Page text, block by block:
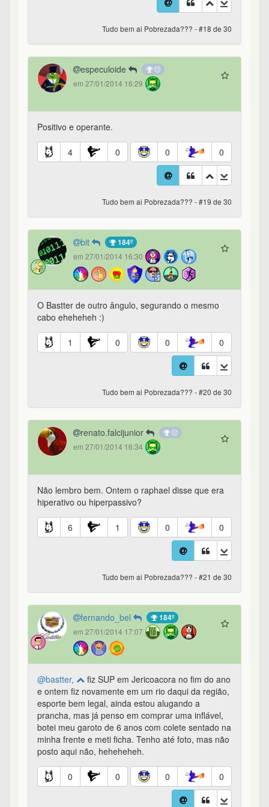
Tudo bem ai Pobrezada??? - #18 de 30
especuloide
em 27/01/2014 16:29
Positivo e operante.
4 0 0 0
Tudo bem ai Pobrezada??? - #19 de 30
bit 184º
em 27/01/2014 16:30
O Bastter de outro ângulo, segurando o mesmo
cabo eheheheh :)
1 0 0 0
Tudo bem ai Pobrezada??? - #20 de 30
renato.falcijunior
em 27/01/2014 16:34
Não lembro bem. Ontem o raphael disse que era
hiperativo ou hiperpassivo?
6 1 0 0
Tudo bem ai Pobrezada??? - #21 de 30
fernando_bel 184º
em 27/01/2014 17:07
@bastter,
fiz SUP em Jericoacora no fim do ano
e ontem fiz novamente em um rio daqui da região,
esporte bem legal, ainda estou alugando a
prancha, mas já penso em comprar uma inflável,
botei meu garoto de 6 anos com colete sentado na
minha frente e meti ficha. Tenho até foto, mas não
posto aqui não, heheheheh.
0 0 0 0